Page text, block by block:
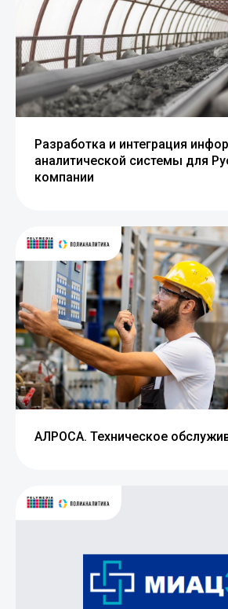
Разработка и интеграция
аналитической системы для
компании
АЛРОСА. Техническое